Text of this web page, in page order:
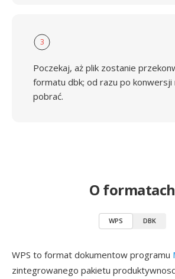
3
Poczekaj, aż plik zostanie
formatu dbk; od razu po konwersji
pobrać.
O formatach
WPS DBK
WPS to format dokumentow programu
zintegrowanego pakietu